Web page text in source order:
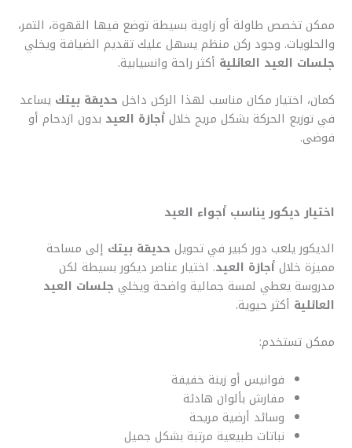
ممكن تخصص طاولة أو زاوية بسيطة توضع فيها القهوة، التمر،
والحلويات. وجود ركن منظم يسهل عليك تقديم الضيافة ويخلي
جلسات العيد العائلية أكثر راحة وانسيابية.
كمان، اختيار مكان مناسب لهذا الركن داخل حديقة بيتك يساعد
في توزيع الحركة بشكل مريح خلالأجازة العيد بدون ازدحام أو
فوضى.
اختيار ديكور يناسب أجواء العيد
الديكور يلعب دور كبير في تحويل حديقة بيتك إلى مساحة
مميزة خلالأجازة العيد. اختيار عناصر ديكور بسيطة لكن
مدروسة يعطي لمسة جمالية واضحة ويخلي جلسات العيد
العائلية أكثر حيوية.
ممكن تستخدم:
فوانيس أو زينة خفيفة
مفارش بألوان هادئة
وسائد أرضية مريحة
نباتات طبيعية مرتبة بشكل جميل